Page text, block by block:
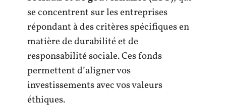
se concentrent sur les entreprises
répondant à des critères spécifiques en
matière de durabilité et de
responsabilité sociale. Ces fonds
permettent d’aligner vos
investissements avec vos valeurs
éthiques.